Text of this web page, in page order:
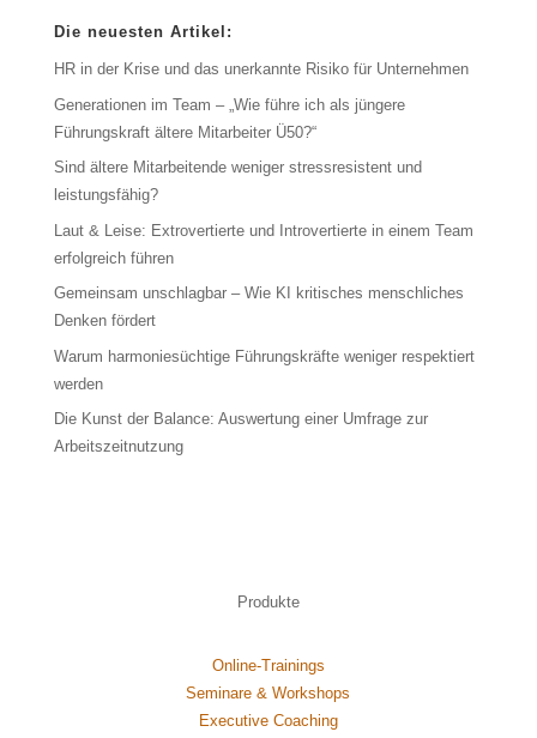
Die neuesten Artikel:
HR in der Krise und das unerkannte Risiko für Unternehmen
Generationen im Team – „Wie führe ich als jüngere
Führungskraft ältere Mitarbeiter Ü50?“
Sind ältere Mitarbeitende weniger stressresistent und
leistungsfähig?
Laut & Leise: Extrovertierte und Introvertierte in einem Team
erfolgreich führen
Gemeinsam unschlagbar – Wie KI kritisches menschliches
Denken fördert
Warum harmoniesüchtige Führungskräfte weniger respektiert
werden
Die Kunst der Balance: Auswertung einer Umfrage zur
Arbeitszeitnutzung
Produkte
Online-Trainings
Seminare & Workshops
Executive Coaching